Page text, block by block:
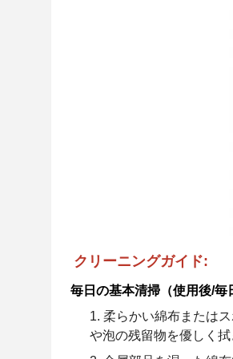
クリーニングガイド:
毎日の基本清掃（使用後/毎
柔らかい綿布または
や泡の残留物を優しく拭